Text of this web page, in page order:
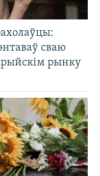
сваю
рынку